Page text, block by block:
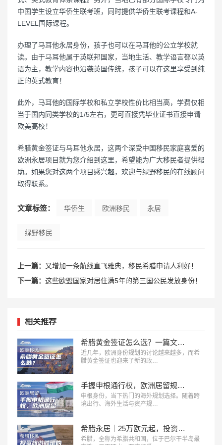
中国学生设立华侨生联考班，同时提供华侨生联考课程和A-
LEVEL国际课程。
办理了马耳他永居身份，孩子也可以在马耳他的公立学校就
读。由于马耳他属于英联邦国家，当地生活、教学语言都以英
语为主，教学内容也沿袭英国传统，孩子可以在这里享受到纯
正的英式教育！
此外，马耳他的国际学校和私立学校性价比相当高，学费仅相
当于国内同类学校的1/5左右，更可直接凭毕业证书直接申请
欧美高校！
希腊黄金签证与马耳他永居，这两个深受中国移民家庭喜爱的
欧洲永居项目就为您介绍到这里，希望能为广大移民者提供帮
助。如果您对这两个项目感兴趣，欢迎与绿野移民的在线顾问
取得联系。
文章标签： 华侨生 欧洲移民 永居
绿野移民
上一篇： 又增加一条航线直飞雅典，移民希腊申请人利好！
下一篇： 这些欧盟国家对居住满5年的第三国公民发放身份！
相关推荐
希腊黄金签证怎么选？一篇文章看懂三档投资门槛！
近几年，欧洲身份规划的讨论越来越多，而希
腊黄金签证也迎来了新的政…
手握申根通行权，欧洲居留规划该如何选择？
申根身份，当下热门的海外规划选择。随着跨
境出行、海外生活与资产规…
希腊永居｜25万欧元起，投资旅游胜地的理想身份通道
希腊，全称为希腊共和国，位于巴尔干半岛最